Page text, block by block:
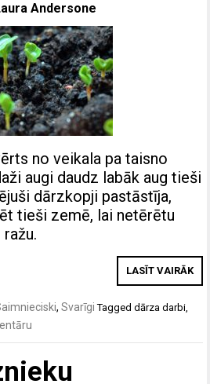
Andersone
no veikala pa taisno
augi daudz labāk aug tieši
dārzkopji pastāstīja,
tieši zemē, lai netērētu
LASĪT VAIRĀK
,Svarīgi Taggeddārza darbi